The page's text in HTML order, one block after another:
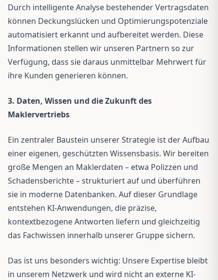
Durch intelligente Analyse bestehender Vertragsdaten
können Deckungslücken und Optimierungspotenziale
automatisiert erkannt und aufbereitet werden. Diese
Informationen stellen wir unseren Partnern so zur
Verfügung, dass sie daraus unmittelbar Mehrwert für
ihre Kunden generieren können.
3. Daten, Wissen und die Zukunft des
Maklervertriebs
Ein zentraler Baustein unserer Strategie ist der Aufbau
einer eigenen, geschützten Wissensbasis. Wir bereiten
große Mengen an Maklerdaten – etwa Polizzen und
Schadensberichte – strukturiert auf und überführen
sie in moderne Datenbanken. Auf dieser Grundlage
entstehen KI-Anwendungen, die präzise,
kontextbezogene Antworten liefern und gleichzeitig
das Fachwissen innerhalb unserer Gruppe sichern.
Das ist uns besonders wichtig: Unsere Expertise bleibt
in unserem Netzwerk und wird nicht an externe KI-